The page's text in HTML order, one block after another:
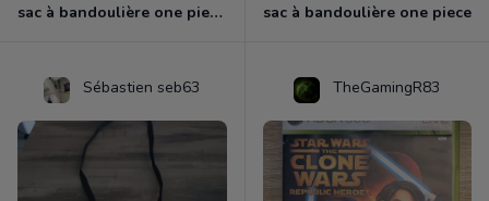
sac à bandoulière one piece chopper sac à bandoulière one piece
Sébastien seb63 TheGamingR83